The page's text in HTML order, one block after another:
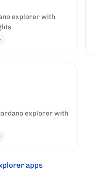
explorer with
explorer with
apps